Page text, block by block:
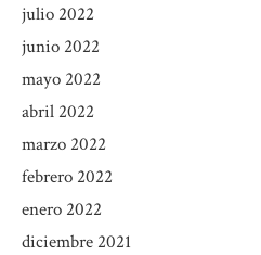
julio 2022
junio 2022
mayo 2022
abril 2022
marzo 2022
febrero 2022
enero 2022
diciembre 2021